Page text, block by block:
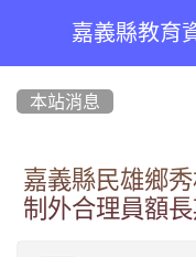
嘉義縣教育
本站消息
嘉義縣民雄鄉
制外合理員額